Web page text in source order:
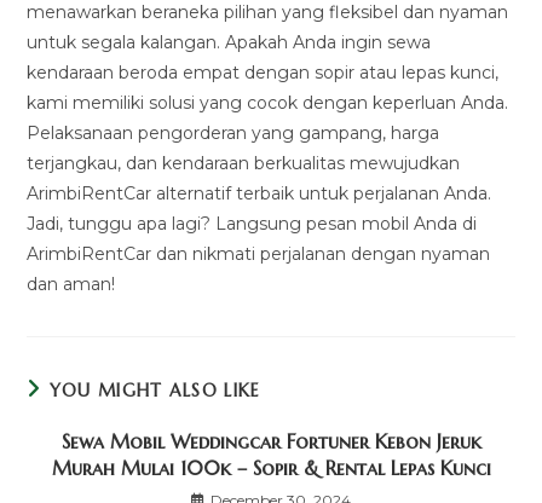
menawarkan beraneka pilihan yang fleksibel dan nyaman
untuk segala kalangan. Apakah Anda ingin sewa
kendaraan beroda empat dengan sopir atau lepas kunci,
kami memiliki solusi yang cocok dengan keperluan Anda.
Pelaksanaan pengorderan yang gampang, harga
terjangkau, dan kendaraan berkualitas mewujudkan
ArimbiRentCar alternatif terbaik untuk perjalanan Anda.
Jadi, tunggu apa lagi? Langsung pesan mobil Anda di
ArimbiRentCar dan nikmati perjalanan dengan nyaman
dan aman!
YOU MIGHT ALSO LIKE
Sewa Mobil Weddingcar Fortuner Kebon Jeruk
Murah Mulai 100k – Sopir & Rental Lepas Kunci